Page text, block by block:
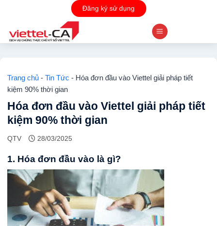
content
Đăng ký sử dụng
Trang chủ - Tin Tức - Hóa đơn đầu vào Viettel giải pháp tiết
kiệm 90% thời gian
Hóa đơn đầu vào Viettel giải pháp tiết
kiệm 90% thời gian
QTV 28/03/2025
1. Hóa đơn đầu vào là gì?